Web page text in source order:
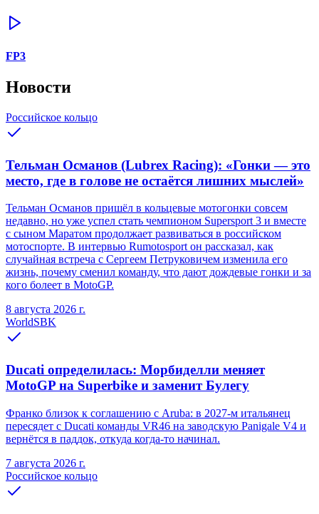
FP3
Новости
Российское кольцо
Тельман Османов (Lubrex Racing): «Гонки — это
место, где в голове не остаётся лишних мыслей»
Тельман Османов пришёл в кольцевые мотогонки совсем
недавно, но уже успел стать чемпионом Supersport 3 и вместе
с сыном Маратом продолжает развиваться в российском
мотоспорте. В интервью Rumotosport он рассказал, как
случайная встреча с Сергеем Петруковичем изменила его
жизнь, почему сменил команду, что дают дождевые гонки и за
кого болеет в MotoGP.
8 августа 2026 г.
WorldSBK
Ducati определилась: Морбиделли меняет
MotoGP на Superbike и заменит Булегу
Франко близок к соглашению с Aruba: в 2027-м итальянец
пересядет с Ducati команды VR46 на заводскую Panigale V4 и
вернётся в паддок, откуда когда-то начинал.
7 августа 2026 г.
Российское кольцо